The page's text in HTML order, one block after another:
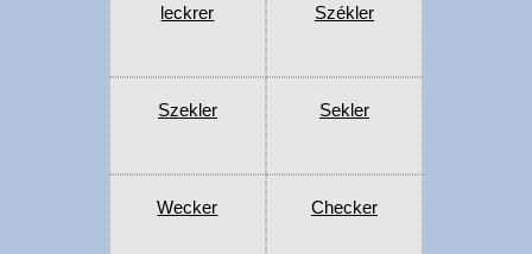
leckrer Székler
Szekler Sekler
Wecker Checker